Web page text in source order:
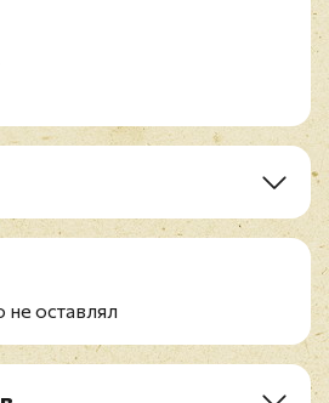
Камень В Ботинке
оставлял